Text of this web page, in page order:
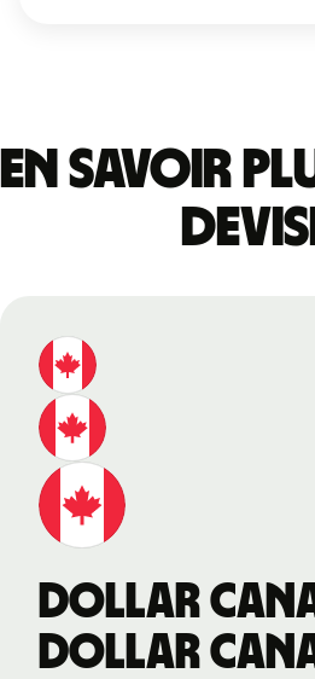
En savoir
dollar
dollar